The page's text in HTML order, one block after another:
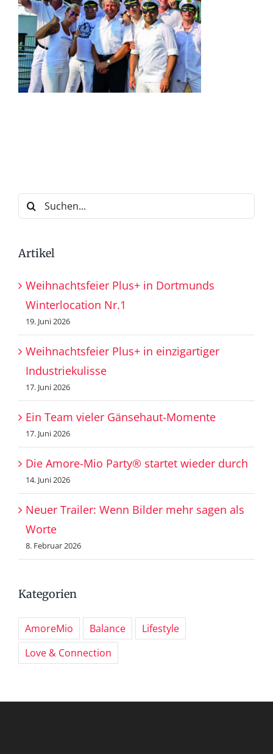
Suche
nach:
Artikel
Weihnachtsfeier Plus+ in Dortmunds
Winterlocation Nr.1
19. Juni 2026
Weihnachtsfeier Plus+ in einzigartiger
Industriekulisse
17. Juni 2026
Ein Team vieler Gänsehaut-Momente
17. Juni 2026
Die Amore-Mio Party® startet wieder durch
14. Juni 2026
Neuer Trailer: Wenn Bilder mehr sagen als
Worte
8. Februar 2026
Kategorien
AmoreMio Balance
Lifestyle
Love & Connection